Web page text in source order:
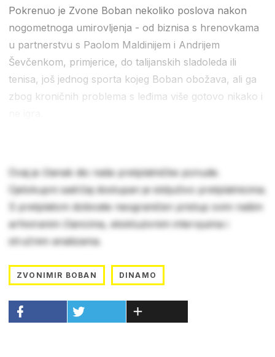
Pokrenuo je Zvone Boban nekoliko poslova nakon
nogometnoga umirovljenja - od biznisa s hrenovkama
u partnerstvu s Paolom Maldinijem i Andrijem
Ševčenkom, primjerice, do talijanskih sladoleda ili
tenisa, još jednog sporta kojeg Boban obožava, ali ga
zbog kroničnih problema s leđima više gotovo nikako i
Ovaj je članak dio naše pretplatničke ponude.
Cjelokupni sadržaj dostupan je isključivo pretplatnicima.
S pretplatom dobivate neograničen pristup svim našim
arhiviranim člancima, ekskluzivnim intervjuima i
stručnim analizama.
ZVONIMIR BOBAN DINAMO